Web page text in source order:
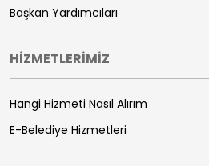
Başkan Yardımcıları
HİZMETLERİMİZ
Hangi Hizmeti Nasıl Alırım
E-Belediye Hizmetleri